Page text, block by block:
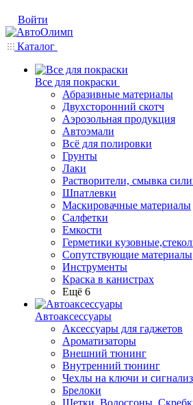
Войти
Каталог
Все для покраски
Абразивные материалы
Двухсторонний скотч
Аэрозольная продукция
Автоэмали
Всё для полировки
Грунты
Лаки
Растворители, смывка
Шпатлевки
Маскировачные материалы
Салфетки
Емкости
Герметики
Сопутствующие материалы
Инструменты
Краска в канистрах
Ещё 6
Автоаксессуары
Аксессуары для гаджетов
Ароматизаторы
Внешний тюнинг
Внутренний тюнинг
Чехлы на ключи и
Брелоки
Щетки, Водосгоны,